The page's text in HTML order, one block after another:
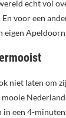
echt vol
voor een
eigen
niet laten om
in een 4-